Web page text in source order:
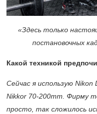
«Здесь только
постановочных
Какой техникой
Сейчас я использую Nikon
Nikkor 70-200mm . Фирму
просто, так сложилось